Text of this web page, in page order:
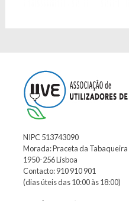
NIPC 513743090
Morada: Praceta da
1950-256 Lisboa
Contacto: 910 910 901
(dias úteis das 10:00 às 18:00)